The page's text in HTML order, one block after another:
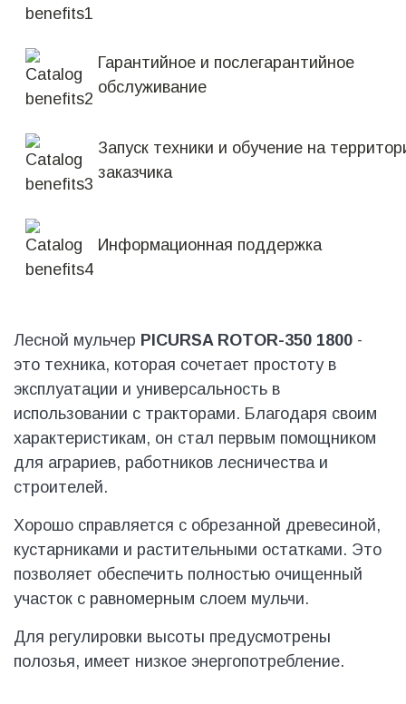
Гарантийное и послегарантийное
обслуживание
Запуск техники и обучение на
заказчика
Информационная поддержка
Лесной мульчер PICURSA ROTOR-350 1800 -
это техника, которая сочетает простоту в
эксплуатации и универсальность в
использовании с тракторами. Благодаря своим
характеристикам, он стал первым помощником
для аграриев, работников лесничества и
строителей.
Хорошо справляется с обрезанной древесиной,
кустарниками и растительными остатками. Это
позволяет обеспечить полностью очищенный
участок с равномерным слоем мульчи.
Для регулировки высоты предусмотрены
полозья, имеет низкое энергопотребление.